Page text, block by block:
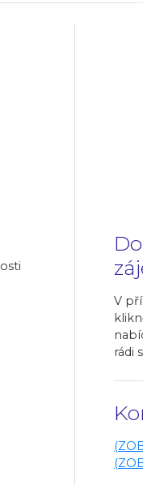
V
rádi